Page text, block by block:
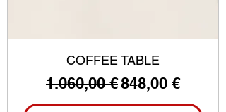
COFFEE TABLE
Standardpreis
1.060,00 €Sale-Preis
848,00 €